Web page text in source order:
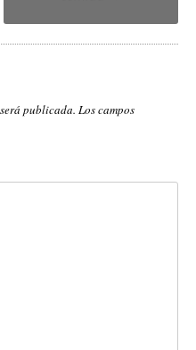
publicada. Los campos